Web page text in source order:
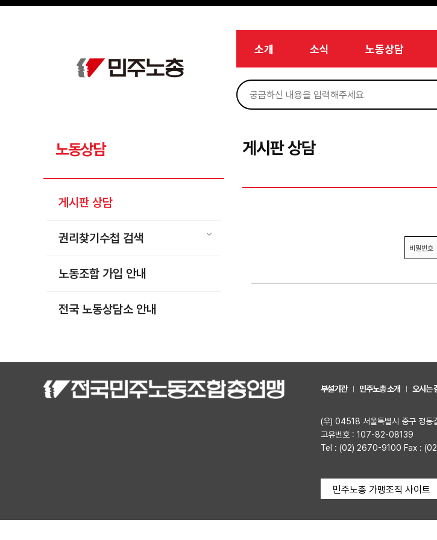
메뉴 건너뛰기
소개 소식 노동상담
노동상담
게시판 상담
권리찾기수첩 검색
노동조합 가입 안내
전국 노동상담소 안내
게시판 상담
비밀번호
부설기관 민주노총 소개 오시는
(우) 04518 서울특별시 중구 정동
고유번호 : 107-82-08139
Tel : (02) 2670-9100 Fax :
민주노총 가맹조직 사이트
권리찾기수첩 검색
찾아보기
노동조합 가입 안내
Sketchbook5, 스케치북5
Sketchbook5, 스케치북5